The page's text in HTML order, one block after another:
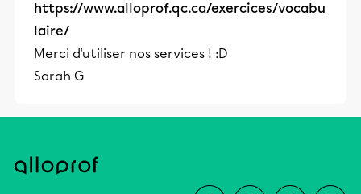
https://www.alloprof.qc.ca/exercices/vocabu
laire/
Merci d'utiliser nos services ! :D
Sarah G